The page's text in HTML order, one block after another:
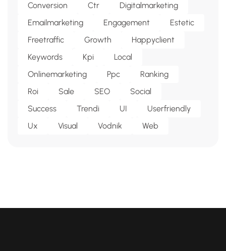
Conversion
Ctr
Digitalmarketing
Emailmarketing
Engagement
Estetic
Freetraffic
Growth
Happyclient
Keywords
Kpi
Local
Onlinemarketing
Ppc
Ranking
Roi
Sale SEO
Social
Success
Trendi UI
Userfriendly
Ux
Visual Vodnik Web